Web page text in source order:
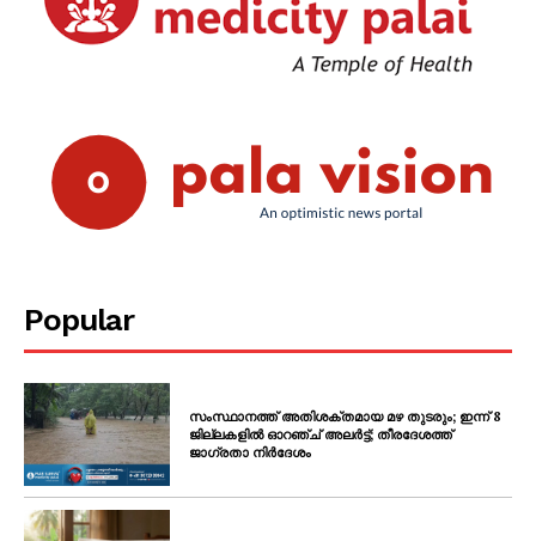
Popular
സംസ്ഥാനത്ത് അതിശക്തമായ മഴ തുടരും; ഇന്ന് 8
ജില്ലകളിൽ ഓറഞ്ച് അലർട്ട്; തീരദേശത്ത്
ജാഗ്രതാ നിർദേശം